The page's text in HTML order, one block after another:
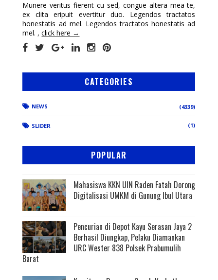
Munere veritus fierent cu sed, congue altera mea te,
ex clita eripuit evertitur duo. Legendos tractatos
honestatis ad mel. Legendos tractatos honestatis ad
mel. ,click here →
CATEGORIES
NEWS (4339)
SLIDER (1)
POPULAR
Mahasiswa KKN UIN Raden Fatah Dorong
Digitalisasi UMKM di Gunung Ibul Utara
Pencurian di Depot Kayu Serasan Jaya 2
Berhasil Diungkap, Pelaku Diamankan
URC Wester 838 Polsek Prabumulih
Barat